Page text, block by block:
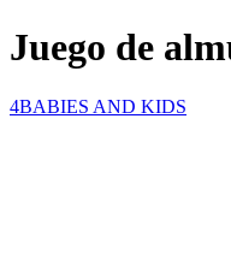
Juego de
4BABIES AND KIDS